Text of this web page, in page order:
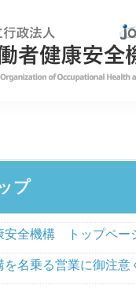
プ
安全機構 トップペー
を名乗る営業に御注意